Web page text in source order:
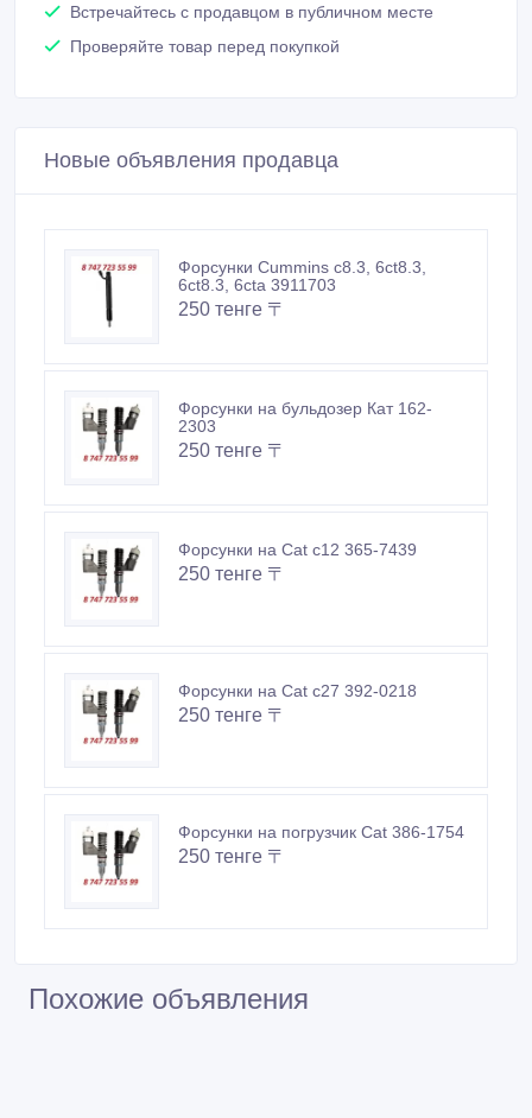
Встречайтесь с продавцом в публичном месте
Проверяйте товар перед покупкой
Новые объявления продавца
Форсунки Cummins c8.3, 6ct8.3,
6ct8.3, 6cta 3911703
250 тенге 〒
Форсунки на бульдозер Кат 162-
2303
250 тенге 〒
Форсунки на Cat c12 365-7439
250 тенге 〒
Форсунки на Cat c27 392-0218
250 тенге 〒
Форсунки на погрузчик Cat 386-1754
250 тенге 〒
Похожие объявления